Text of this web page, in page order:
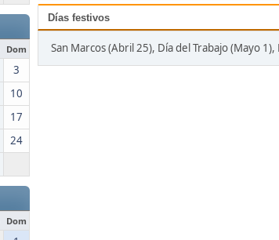
Dom
3
10
17
24
Dom
Días festivos
San Marcos (Abril 25), Día del Trabajo (Mayo